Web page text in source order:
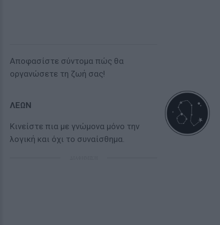
Αποφασίστε σύντομα πώς θα
οργανώσετε τη ζωή σας!
ΛΕΩΝ
Κινείστε πια με γνώμονα μόνο την
λογική και όχι το συναίσθημα.